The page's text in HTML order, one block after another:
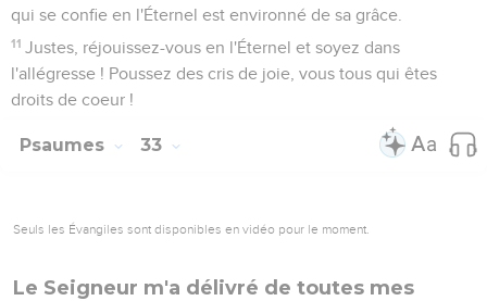
qui se confie en l'Éternel est environné de sa grâce.
11 Justes, réjouissez-vous en l'Éternel et soyez dans
l'allégresse ! Poussez des cris de joie, vous tous qui êtes
droits de coeur !
Psaumes 33
Seuls les Évangiles sont disponibles en vidéo pour le moment.
Le Seigneur m'a délivré de toutes mes